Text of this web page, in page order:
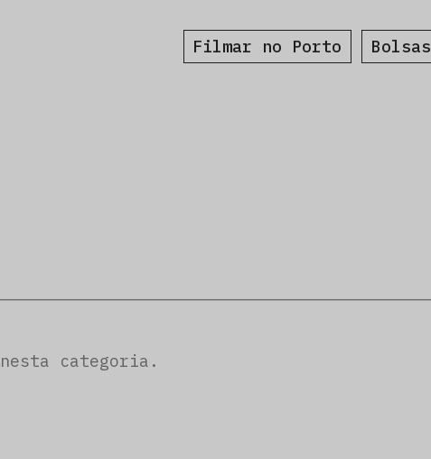
Filmar no Porto Bolsas
categoria.